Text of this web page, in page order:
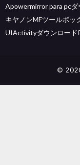
Apowermirror para pcダ
キヤノンMFツールボッ
UIActivityダウンロード
©